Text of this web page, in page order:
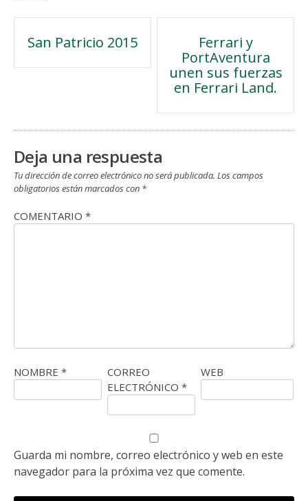
Navegación
de
San Patricio 2015
Ferrari y
PortAventura
unen sus fuerzas
en Ferrari Land.
Deja una respuesta
Tu dirección de correo electrónico no será publicada. Los campos
obligatorios están marcados con *
COMENTARIO *
NOMBRE *
CORREO
ELECTRÓNICO *
WEB
Guarda mi nombre, correo electrónico y web en este
navegador para la próxima vez que comente.